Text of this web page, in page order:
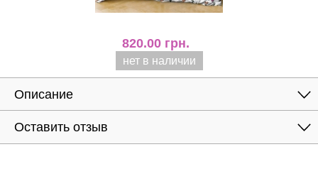
820.00 грн.
нет в наличии
Описание
Оставить отзыв